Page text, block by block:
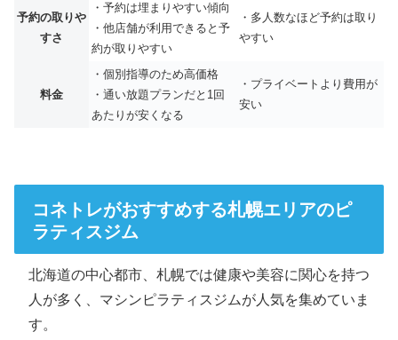
予約の取りや
すさ
・予約は埋まりやすい傾向
・他店舗が利用できると予
約が取りやすい
・多人数なほど予約は取り
やすい
料金
・個別指導のため高価格
・通い放題プランだと1回
あたりが安くなる
・プライベートより費用が
安い
コネトレがおすすめする札幌エリアのピ
ラティスジム
北海道の中心都市、札幌では健康や美容に関心を持つ
人が多く、マシンピラティスジムが人気を集めていま
す。